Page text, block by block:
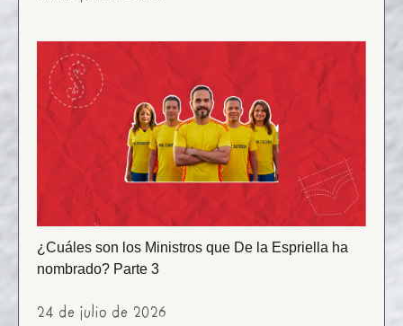
¿Cuáles son los Ministros que De la Espriella ha
nombrado? Parte 3
24 de julio de 2026